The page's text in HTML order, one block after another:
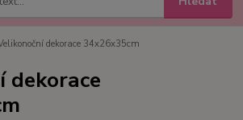
dekorace 34x26x35cm
dekorace